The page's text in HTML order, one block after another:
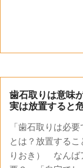
歯石取りは意味
実は放置すると
「歯石取りは必
とは？放置する
りおき） なんば